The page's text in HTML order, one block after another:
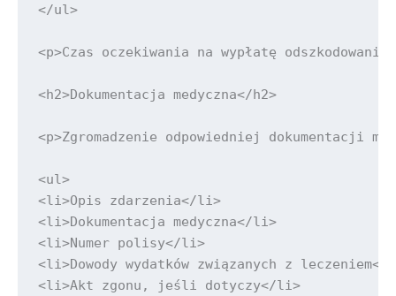
</ul>
<p>Czas oczekiwania na wypłatę
<h2>Dokumentacja medyczna</h2>
<p>Zgromadzenie odpowiedniej dokumentacji
<ul>
<li>Opis zdarzenia</li>
<li>Dokumentacja medyczna</li>
<li>Numer polisy</li>
<li>Dowody wydatków związanych z
<li>Akt zgonu, jeśli dotyczy</li>